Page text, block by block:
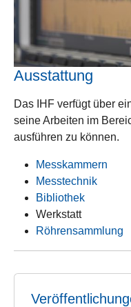
Ausstattung
Das IHF verfügt über
seine Arbeiten im
ausführen zu können.
Messkammern
Messtechnik
Bibliothek
Werkstatt
Röhrensammlung